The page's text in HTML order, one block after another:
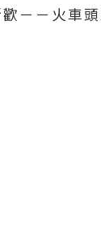
－－火車頭